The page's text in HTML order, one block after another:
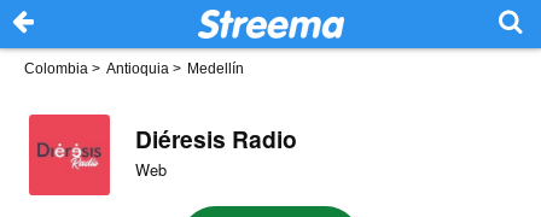
Colombia > Antioquia > Medellín
Diéresis Radio
Web